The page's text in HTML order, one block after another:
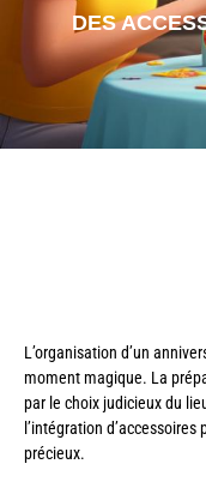
DES
L’organisation d’un
moment magique. La
par le choix judicieux du
l’intégration
précieux.